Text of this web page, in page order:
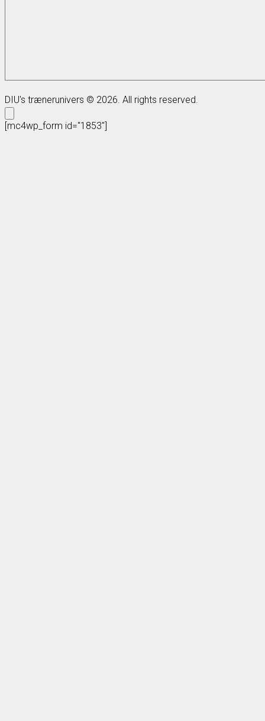
DIU's trænerunivers © 2026. All rights reserved.
[mc4wp_form id="1853"]